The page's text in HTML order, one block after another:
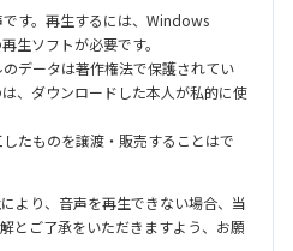
す。再生するには、Windows
生ソフトが必要です。
データは著作権法で保護されてい
、ダウンロードした本人が私的に使
たものを譲渡・販売することはで
より、音声を再生できない場合、当
とご了承をいただきますよう、お願